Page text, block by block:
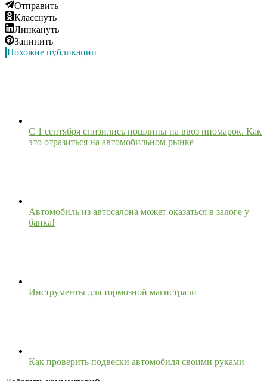
Отправить
Класснуть
Линкануть
Запинить
Похожие публикации
С 1 сентября снизились пошлины на ввоз иномарок. Как
это отразиться на автомобильном рынке
Автомобиль из автосалона может оказаться в залоге у
банка!
Инструменты для тормозной магистрали
Как проверить подвески автомобиля своими руками